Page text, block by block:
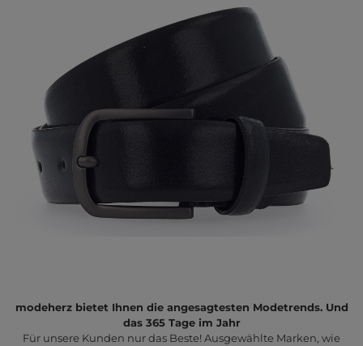
modeherz bietet Ihnen die angesagtesten Modetrends. Und
das 365 Tage im Jahr
Für unsere Kunden nur das Beste! Ausgewählte Marken, wie